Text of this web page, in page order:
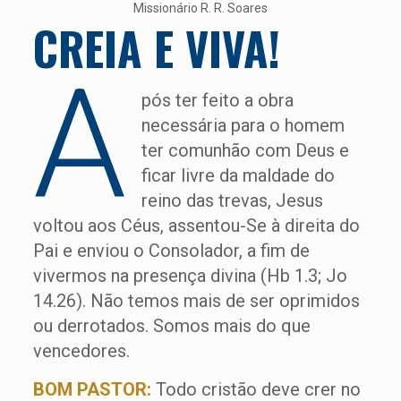
Missionário R. R. Soares
CREIA E VIVA!
A
pós ter feito a obra
necessária para o homem
ter comunhão com Deus e
ficar livre da maldade do
reino das trevas, Jesus
voltou aos Céus, assentou-Se à direita do
Pai e enviou o Consolador, a fim de
vivermos na presença divina (Hb 1.3; Jo
14.26). Não temos mais de ser oprimidos
ou derrotados. Somos mais do que
vencedores.
BOM PASTOR: Todo cristão deve crer no